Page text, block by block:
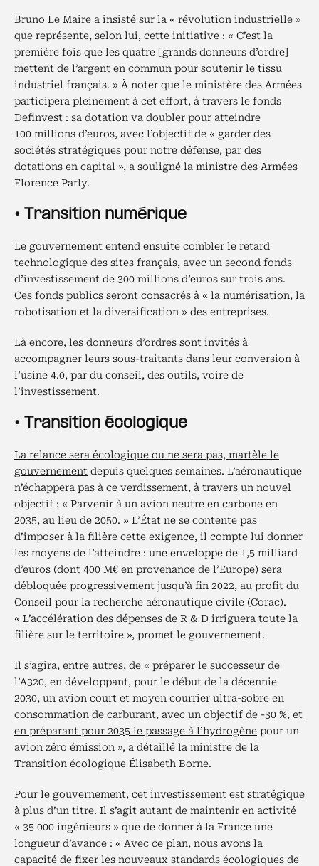
Bruno Le Maire a insisté sur la « révolution industrielle »
que représente, selon lui, cette initiative : « C’est la
première fois que les quatre [grands donneurs d’ordre]
mettent de l’argent en commun pour soutenir le tissu
industriel français. » À noter que le ministère des Armées
participera pleinement à cet effort, à travers le fonds
Definvest : sa dotation va doubler pour atteindre
100 millions d’euros, avec l’objectif de « garder des
sociétés stratégiques pour notre défense, par des
dotations en capital », a souligné la ministre des Armées
Florence Parly.
• Transition numérique
Le gouvernement entend ensuite combler le retard
technologique des sites français, avec un second fonds
d’investissement de 300 millions d’euros sur trois ans.
Ces fonds publics seront consacrés à « la numérisation, la
robotisation et la diversification » des entreprises.
Là encore, les donneurs d’ordres sont invités à
accompagner leurs sous-traitants dans leur conversion à
l’usine 4.0, par du conseil, des outils, voire de
l’investissement.
• Transition écologique
La relance sera écologique ou ne sera pas, martèle le
gouvernement depuis quelques semaines. L’aéronautique
n’échappera pas à ce verdissement, à travers un nouvel
objectif : « Parvenir à un avion neutre en carbone en
2035, au lieu de 2050. » L’État ne se contente pas
d’imposer à la filière cette exigence, il compte lui donner
les moyens de l’atteindre : une enveloppe de 1,5 milliard
d’euros (dont 400 M€ en provenance de l’Europe) sera
débloquée progressivement jusqu’à fin 2022, au profit du
Conseil pour la recherche aéronautique civile (Corac).
« L’accélération des dépenses de R & D irriguera toute la
filière sur le territoire », promet le gouvernement.
Il s’agira, entre autres, de « préparer le successeur de
l’A320, en développant, pour le début de la décennie
2030, un avion court et moyen courrier ultra-sobre en
consommation de carburant, avec un objectif de -30 %, et
en préparant pour 2035 le passage à l’hydrogène pour un
avion zéro émission », a détaillé la ministre de la
Transition écologique Élisabeth Borne.
Pour le gouvernement, cet investissement est stratégique
à plus d’un titre. Il s’agit autant de maintenir en activité
« 35 000 ingénieurs » que de donner à la France une
longueur d’avance : « Avec ce plan, nous avons la
capacité de fixer les nouveaux standards écologiques de